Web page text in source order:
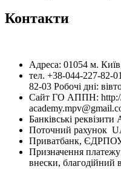
Контакти
Адреса: 01054 м.
тел. +38-044-227-82-
82-03 Робочі дні:
Сайт ГО АППН: http://
Банківські
Поточний рахунок
Приватбанк,
Призначення
внески, благодійний